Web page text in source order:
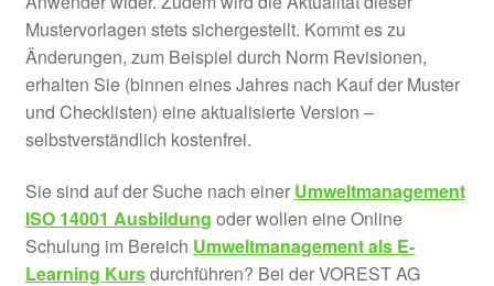
Mustervorlagen stets sichergestellt. Kommt es zu
Änderungen, zum Beispiel durch Norm Revisionen,
erhalten Sie (binnen eines Jahres nach Kauf der Muster
und Checklisten) eine aktualisierte Version –
selbstverständlich kostenfrei.
Sie sind auf der Suche nach einer Umweltmanagement
ISO 14001 Ausbildung oder wollen eine Online
Schulung im Bereich Umweltmanagement als E-
Learning Kursdurchführen? Bei der VOREST AG